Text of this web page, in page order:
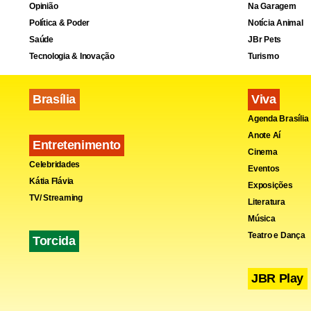
avaliações
“A
quanto
primeiro
memória do
do livro “
Opinião
Política & Poder
Saúde
Tecnologia & Inovação
Brasília
Entretenimento
Celebridades
Kátia Flávia
TV/ Streaming
Torcida
Na Garagem
Notícia Animal
JBr Pets
Turismo
Viva
Agenda Brasília
Anote Aí
Cinema
Eventos
Exposições
Literatura
Música
Teatro e Dança
JBR Play